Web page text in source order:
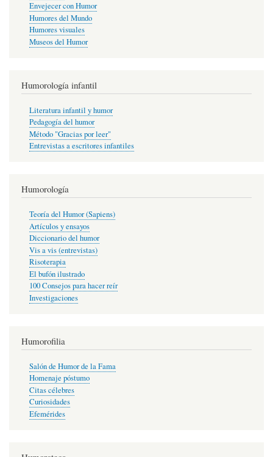
Envejecer con Humor
Humores del Mundo
Humores visuales
Museos del Humor
Humorología infantil
Literatura infantil y humor
Pedagogía del humor
Método "Gracias por leer"
Entrevistas a escritores infantiles
Humorología
Teoría del Humor (Sapiens)
Artículos y ensayos
Diccionario del humor
Vis a vis (entrevistas)
Risoterapia
El bufón ilustrado
100 Consejos para hacer reír
Investigaciones
Humorofilia
Salón de Humor de la Fama
Homenaje póstumo
Citas célebres
Curiosidades
Efemérides